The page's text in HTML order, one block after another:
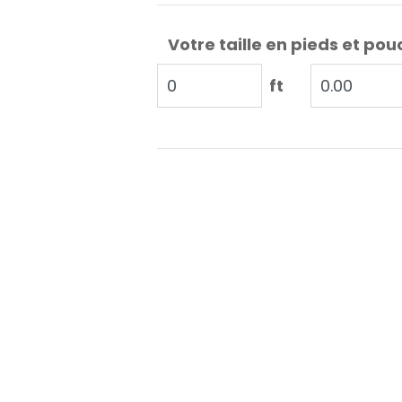
Votre taille en pieds et
ft